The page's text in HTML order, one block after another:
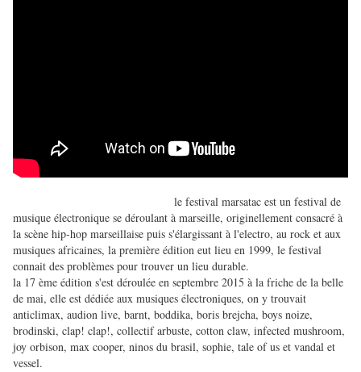
le festival marsatac est un festival de
musique électronique se déroulant à marseille, originellement consacré à
la scène hip-hop marseillaise puis s'élargissant à l'electro, au rock et aux
musiques africaines, la première édition eut lieu en 1999, le festival
connait des problèmes pour trouver un lieu durable.
la 17 ème édition s'est déroulée en septembre 2015 à la friche de la belle
de mai, elle est dédiée aux musiques électroniques, on y trouvait
anticlimax, audion live, barnt, boddika, boris brejcha, boys noize,
brodinski, clap! clap!, collectif arbuste, cotton claw, infected mushroom,
joy orbison, max cooper, ninos du brasil, sophie, tale of us et vandal et
vessel.